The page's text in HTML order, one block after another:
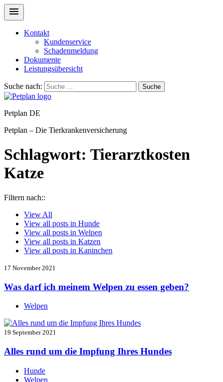
Kontakt
Kundenservice
Schadenmeldung
Dokumente
Leistungsübersicht
Suche nach: Suche
Petplan DE
Petplan – Die Tierkrankenversicherung
Schlagwort: Tierarztkosten
Katze
Filtern nach::
View All
View all posts in Hunde
View all posts in Welpen
View all posts in Katzen
View all posts in Kaninchen
17 November 2021
Was darf ich meinem Welpen zu essen geben?
Welpen
19 September 2021
Alles rund um die Impfung Ihres Hundes
Hunde
Welpen